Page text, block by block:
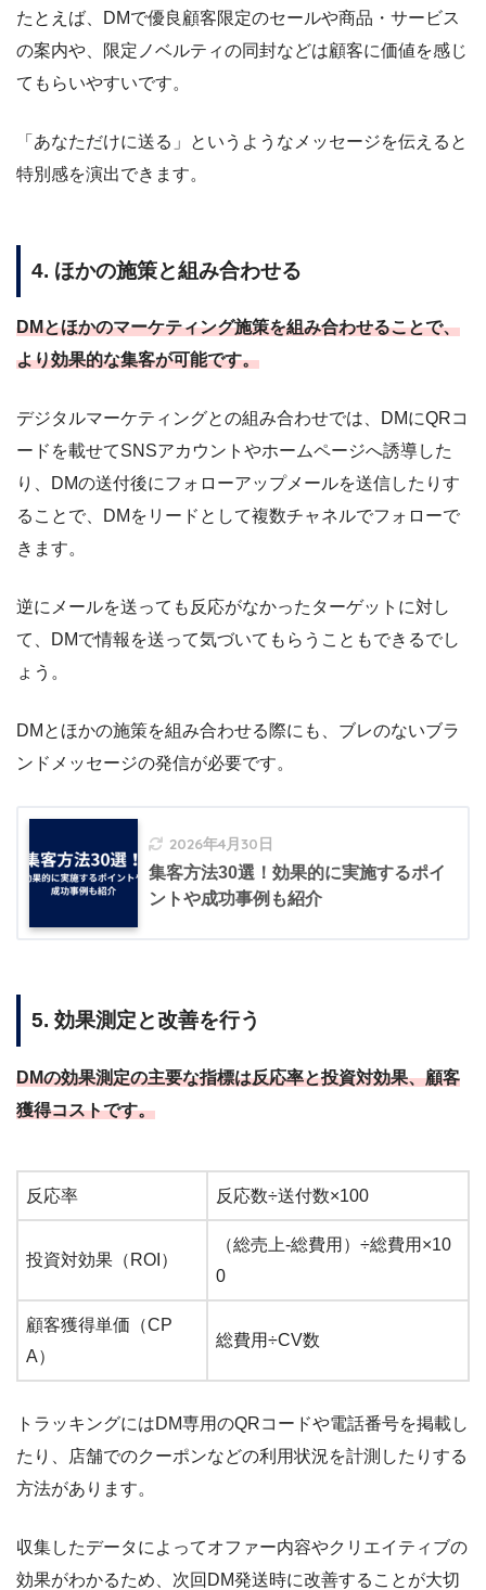
たとえば、DMで優良顧客限定のセールや商品・サービス
の案内や、限定ノベルティの同封などは顧客に価値を感じ
てもらいやすいです。
「あなただけに送る」というようなメッセージを伝えると
特別感を演出できます。
4. ほかの施策と組み合わせる
DMとほかのマーケティング施策を組み合わせることで、
より効果的な集客が可能です。
デジタルマーケティングとの組み合わせでは、DMにQRコ
ードを載せてSNSアカウントやホームページへ誘導した
り、DMの送付後にフォローアップメールを送信したりす
ることで、DMをリードとして複数チャネルでフォローで
きます。
逆にメールを送っても反応がなかったターゲットに対し
て、DMで情報を送って気づいてもらうこともできるでし
ょう。
DMとほかの施策を組み合わせる際にも、ブレのないブラ
ンドメッセージの発信が必要です。
2026年4月30日
集客方法30選！効果的に実施するポイ
ントや成功事例も紹介
5. 効果測定と改善を行う
DMの効果測定の主要な指標は反応率と投資対効果、顧客
獲得コストです。
反応率 反応数÷送付数×100
投資対効果（ROI）
（総売上-総費用）÷総費用×10
0
顧客獲得単価（CP
A）
総費用÷CV数
トラッキングにはDM専用のQRコードや電話番号を掲載し
たり、店舗でのクーポンなどの利用状況を計測したりする
方法があります。
収集したデータによってオファー内容やクリエイティブの
効果がわかるため、次回DM発送時に改善することが大切